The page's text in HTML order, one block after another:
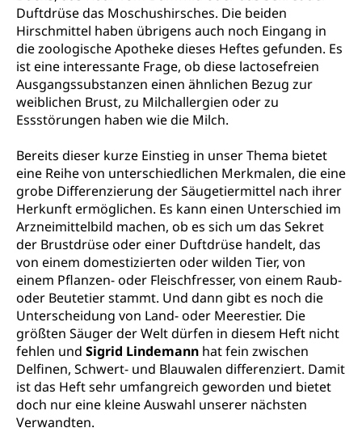
Duftdrüse das Moschushirsches. Die beiden
Hirschmittel haben übrigens auch noch Eingang in
die zoologische Apotheke dieses Heftes gefunden. Es
ist eine interessante Frage, ob diese lactosefreien
Ausgangssubstanzen einen ähnlichen Bezug zur
weiblichen Brust, zu Milchallergien oder zu
Essstörungen haben wie die Milch.
Bereits dieser kurze Einstieg in unser Thema bietet
eine Reihe von unterschiedlichen Merkmalen, die eine
grobe Differenzierung der Säugetiermittel nach ihrer
Herkunft ermöglichen. Es kann einen Unterschied im
Arzneimittelbild machen, ob es sich um das Sekret
der Brustdrüse oder einer Duftdrüse handelt, das
von einem domestizierten oder wilden Tier, von
einem Pflanzen- oder Fleischfresser, von einem Raub-
oder Beutetier stammt. Und dann gibt es noch die
Unterscheidung von Land- oder Meerestier. Die
größten Säuger der Welt dürfen in diesem Heft nicht
fehlen und Sigrid Lindemann hat fein zwischen
Delfinen, Schwert- und Blauwalen differenziert. Damit
ist das Heft sehr umfangreich geworden und bietet
doch nur eine kleine Auswahl unserer nächsten
Verwandten.